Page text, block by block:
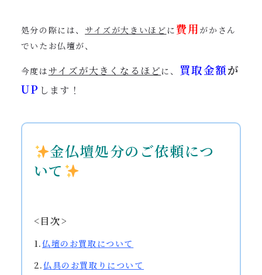
処分の際には、 サイズが大きいほど に費用 がかさん
でいたお仏壇が、
今度はサイズが大きくなるほど に、 買取金額が
UP します！
金仏壇処分のご依頼につ
いて
<目次>
1.仏壇のお買取について
2.仏具のお買取りについて